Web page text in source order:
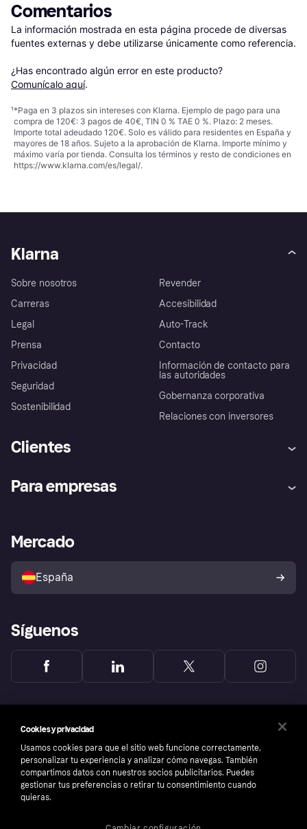
Comentarios
La información mostrada en esta página procede de diversas
fuentes externas y debe utilizarse únicamente como referencia.
¿Has encontrado algún error en este producto?
Comunícalo aquí.
¹*Paga en 3 plazos sin intereses con Klarna. Ejemplo de pago para una
compra de 120€: 3 pagos de 40€, TIN 0 % TAE 0 %. Plazo: 2 meses.
Importe total adeudado 120€. Solo es válido para residentes en España y
mayores de 18 años. Sujeto a la aprobación de Klarna. Importe mínimo y
máximo varía por tienda. Consulta los términos y resto de condiciones en
https://www.klarna.com/es/legal/.
Klarna
Sobre nosotros
Carreras
Legal
Prensa
Privacidad
Seguridad
Sostenibilidad
Revender
Accesibilidad
Auto-Track
Contacto
Información de contacto para
las autoridades
Gobernanza corporativa
Relaciones con inversores
Clientes
Inicio de sesión
Directorio de tiendas
Política de protección al
comprador de Klarna
Reclamaciones
Para empresas
Acceso empresas
Mercado
España
Síguenos
Cookies y privacidad
Usamos cookies para que el sitio web funcione correctamente,
personalizar tu experiencia y analizar cómo navegas. También
compartimos datos con nuestros socios publicitarios. Puedes
gestionar tus preferencias o retirar tu consentimiento cuando
quieras.